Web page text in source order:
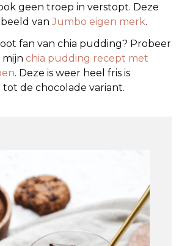
geen troep in verstopt. Deze
vanJumbo eigen merk.
fan van chia pudding? Probeer
mijn chia pudding recept met
. Deze is weer heel fris is
de chocolade variant.